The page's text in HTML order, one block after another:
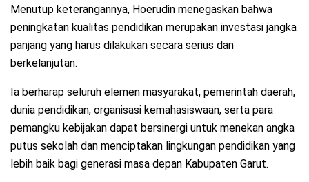
Menutup keterangannya, Hoerudin menegaskan bahwa
peningkatan kualitas pendidikan merupakan investasi jangka
panjang yang harus dilakukan secara serius dan
berkelanjutan.
Ia berharap seluruh elemen masyarakat, pemerintah daerah,
dunia pendidikan, organisasi kemahasiswaan, serta para
pemangku kebijakan dapat bersinergi untuk menekan angka
putus sekolah dan menciptakan lingkungan pendidikan yang
lebih baik bagi generasi masa depan Kabupaten Garut.